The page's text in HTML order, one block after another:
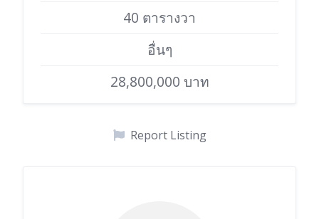
40 ตารางวา
อื่นๆ
28,800,000 บาท
Report Listing